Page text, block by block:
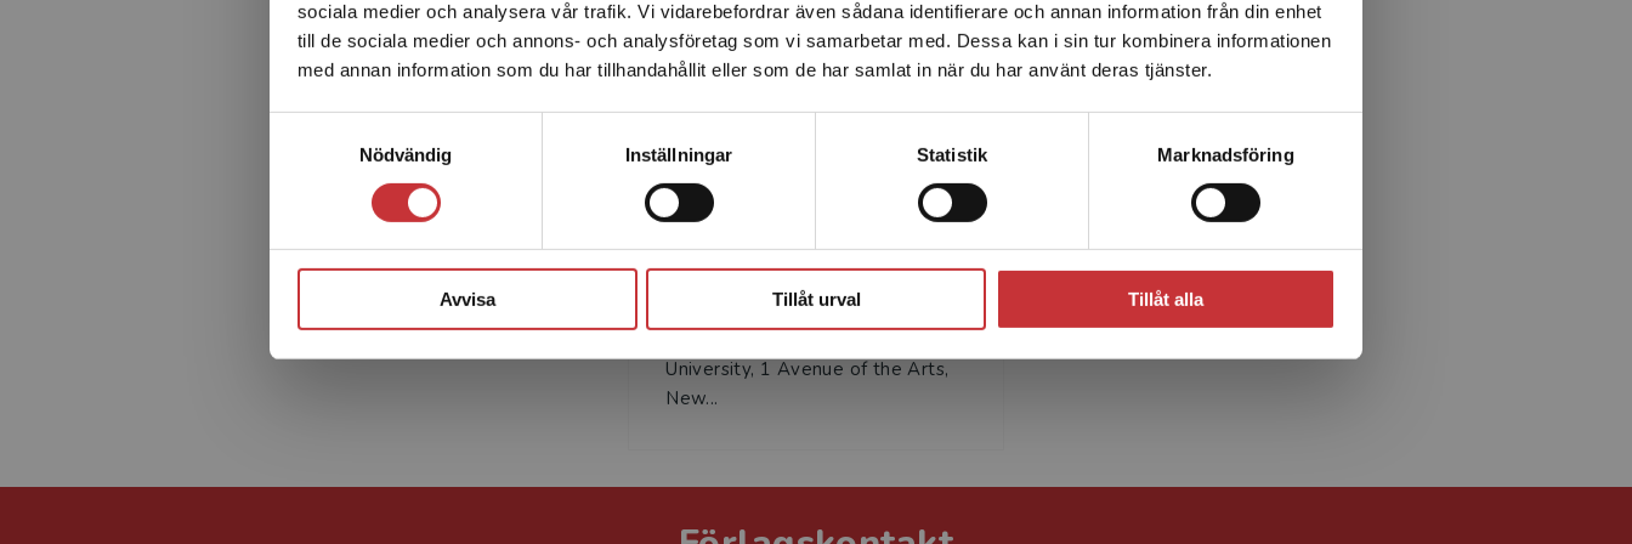
sociala medier och analysera vår trafik. Vi vidarebefordrar även sådana identifierare och annan information från din enhet
till de sociala medier och annons- och analysföretag som vi samarbetar med. Dessa kan i sin tur kombinera informationen
med annan information som du har tillhandahållit eller som de har samlat in när du har använt deras tjänster.
Nödvändig
Inställningar Statistik Marknadsföring
Avvisa Tillåt urval Tillåt alla
enhet utanför Sverige. Vi erbjuder inte leveranser utanför
Sverige. För att kunna slutföra ett köp måste
leveransadressen vara i Sverige.Läs mer
Kelly B Cartwright
Kelly B. Cartwright, Ph.D.,
Neuroscience, and Teacher
University, 1 Avenue of the Arts,
New...